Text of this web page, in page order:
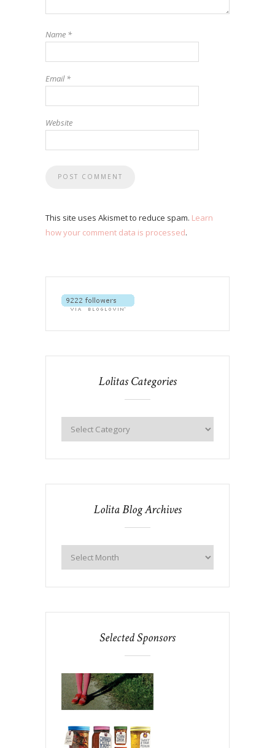
Name *
Email*
Website
This site uses Akismet to reduce spam. Learn
how your comment data is processed.
Lolitas Categories
Lolita Blog Archives
Selected Sponsors